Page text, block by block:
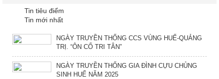
Tin tiêu điểm
Tin mới nhất
NGÀY TRUYỀN THỐNG CCS VÙNG HUẾ-QUẢNG
TRỊ. “ÔN CỐ TRI TÂN”
NGÀY TRUYỀN THỐNG GIA ĐÌNH CỰU CHỦNG
SINH HUẾ NĂM 2025